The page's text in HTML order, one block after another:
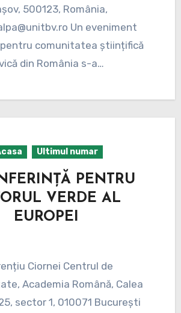
500123, România,
Un eveniment
comunitatea științifică
din România s-a…
Ultimul numar
PENTRU
VERDE AL
EUROPEI
Academia Română, Calea
sector 1, 010071 Bucureşti